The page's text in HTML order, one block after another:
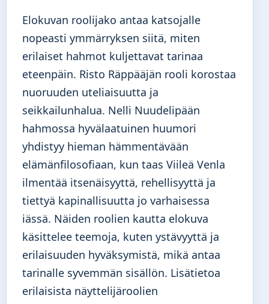
Elokuvan roolijako antaa katsojalle
nopeasti ymmärryksen siitä, miten
erilaiset hahmot kuljettavat tarinaa
eteenpäin. Risto Räppääjän rooli korostaa
nuoruuden uteliaisuutta ja
seikkailunhalua. Nelli Nuudelipään
hahmossa hyvälaatuinen huumori
yhdistyy hieman hämmentävään
elämänfilosofiaan, kun taas Viileä Venla
ilmentää itsenäisyyttä, rehellisyyttä ja
tiettyä kapinallisuutta jo varhaisessa
iässä. Näiden roolien kautta elokuva
käsittelee teemoja, kuten ystävyyttä ja
erilaisuuden hyväksymistä, mikä antaa
tarinalle syvemmän sisällön. Lisätietoa
erilaisista näyttelijäroolien